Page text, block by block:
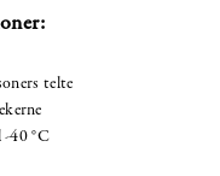
telte
40 °C